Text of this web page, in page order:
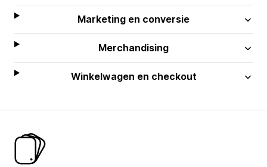
Marketing en conversie
Merchandising
Winkelwagen en checkout